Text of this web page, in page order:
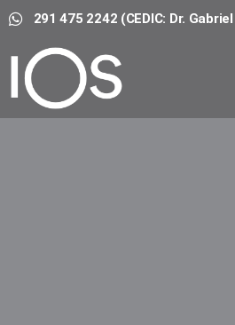
291 475 2242 (CEDIC: Dr.